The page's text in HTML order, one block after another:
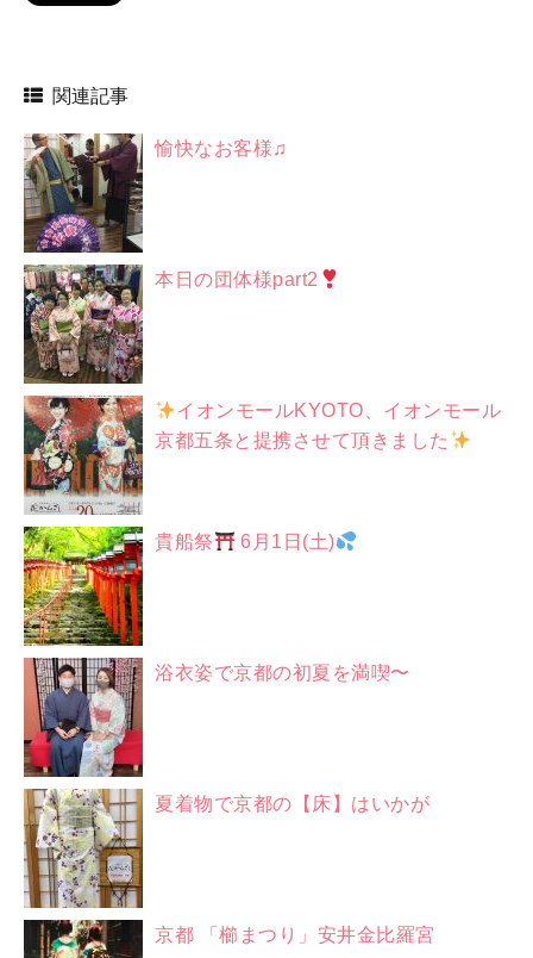
関連記事
愉快なお客様♫
本日の団体様part2
イオンモールKYOTO、イオンモール
京都五条と提携させて頂きました
貴船祭 6月1日(土)
浴衣姿で京都の初夏を満喫〜
夏着物で京都の【床】はいかが
京都 「櫛まつり」安井金比羅宮